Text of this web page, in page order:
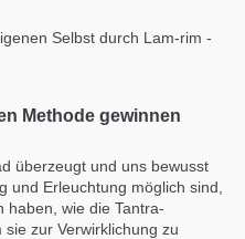
Selbst durch Lam-rim -
Methode gewinnen
überzeugt und uns bewusst
und Erleuchtung möglich sind,
haben, wie die Tantra-
zur Verwirklichung zu